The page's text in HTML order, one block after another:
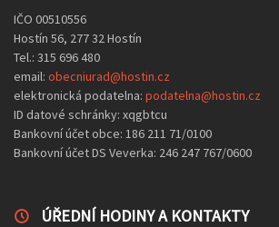
IČO 00510556
Hostín 56, 277 32 Hostín
Tel.: 315 696 480
email: obecniurad@hostin.cz
elektronická podatelna: podatelna@hostin.cz
ID datové schránky: xqgbtcu
Bankovní účet obce: 186 211 71/0100
Bankovní účet DS Veverka: 246 247 767/0600
ÚŘEDNÍ HODINY A KONTAKTY